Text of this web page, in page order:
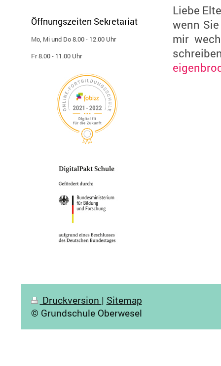
Liebe
wenn
mir
Öffnungszeiten Sekretariat
Mo, Mi und Do 8.00 - 12.00 Uhr
Fr 8.00 - 11.00 Uhr
Druckversion | Sitemap
© Grundschule Oberwesel